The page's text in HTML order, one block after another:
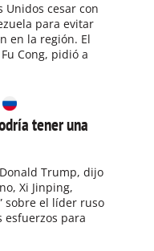
Unidos cesar con
para evitar
en la región. El
Cong, pidió a
tener una
Trump, dijo
Xi Jinping,
sobre el líder ruso
esfuerzos para